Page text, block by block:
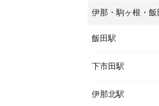
伊那・駒ヶ根・
飯田駅
下市田駅
伊那北駅